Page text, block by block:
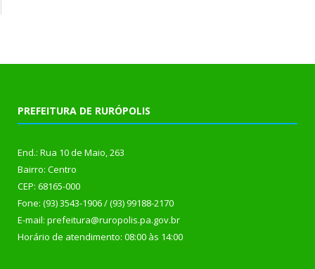
PREFEITURA DE RURÓPOLIS
End.: Rua 10 de Maio, 263
Bairro: Centro
CEP: 68165-000
Fone: (93) 3543-1906 / (93) 99188-2170
E-mail: prefeitura@ruropolis.pa.gov.br
Horário de atendimento: 08:00 às 14:00